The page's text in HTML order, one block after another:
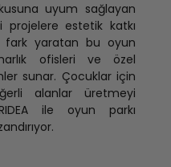
uyum sağlayan
estetik katkı
fark yaratan bu oyun
ofisleri ve özel
sunar. Çocuklar için
alanlar üretmeyi
ile oyun parkı